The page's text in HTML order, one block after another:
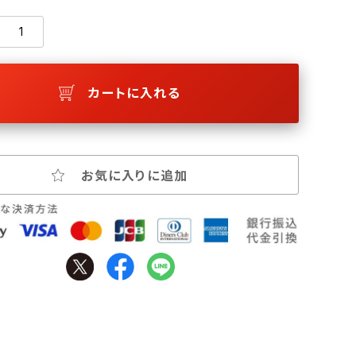
カートに入れる
お気に入りに追加